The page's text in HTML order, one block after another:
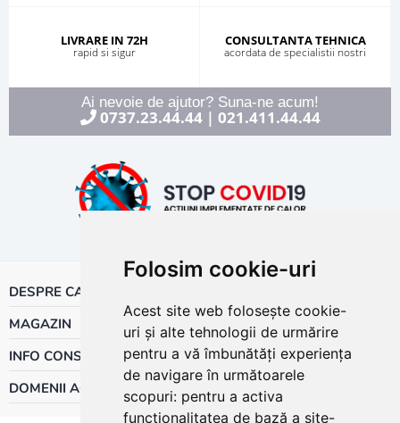
Folosim cookie-uri
Acest site web folosește cookie-
uri și alte tehnologii de urmărire
pentru a vă îmbunătăți experiența
de navigare în următoarele
scopuri: pentru a activa
funcționalitatea de bază a site-
LIVRARE IN 72H
rapid si sigur
CONSULTANTA TEHNICA
acordata de specialistii nostri
Ai nevoie de ajutor? Suna-ne acum!
0737.23.44.44| 021.411.44.44
DESPRE CALOR
MAGAZIN
INFO CONSUMATOR
DOMENII ACTIVITATE